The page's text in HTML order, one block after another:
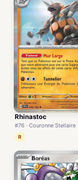
Rhinastoc
#76 · Couronne Stellaire
R